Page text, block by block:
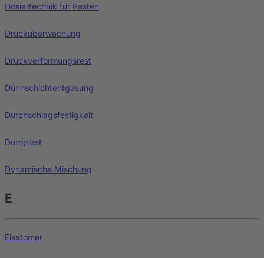
Dosiertechnik für Pasten
Drucküberwachung
Druckverformungsrest
Dünnschichtentgasung
Durchschlagsfestigkeit
Duroplast
Dynamische Mischung
E
Elastomer